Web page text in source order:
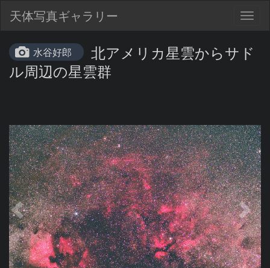
天体写真ギャラリー
水谷好郎
北アメリカ星雲からサド
ル周辺の星雲群